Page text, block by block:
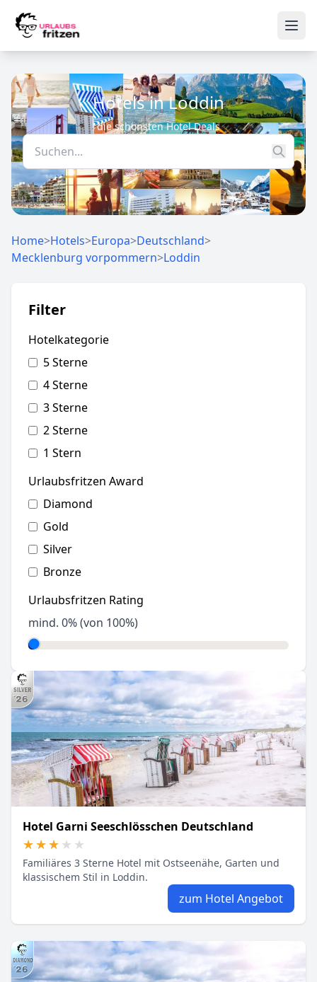
Hotels in Loddin
die schönsten Hotel Deals
Home>Hotels>Europa>Deutschland>
Mecklenburg vorpommern>Loddin
Filter
Hotelkategorie
5 Sterne
4 Sterne
3 Sterne
2 Sterne
1 Stern
Urlaubsfritzen Award
Diamond
Gold
Silver
Bronze
Urlaubsfritzen Rating
mind. 0% (von 100%)
Hotel Garni Seeschlösschen Deutschland
★★★★★
★★★★★
Familiäres 3 Sterne Hotel mit Ostseenähe, Garten und
klassischem Stil in Loddin.
zum Hotel Angebot